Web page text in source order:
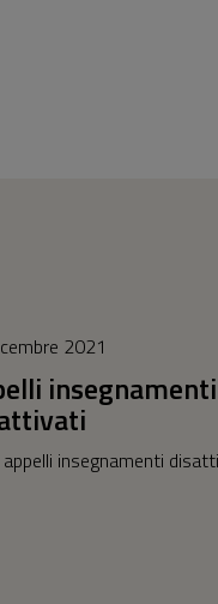
2021
insegnamenti
insegnamenti